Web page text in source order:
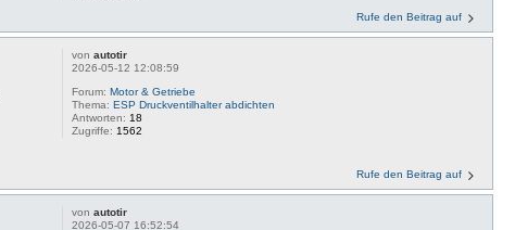
Rufe den Beitrag auf
vonautotir
2026-05-12 12:08:59
Forum:Motor & Getriebe
Thema:ESP Druckventilhalter abdichten
Antworten: 18
Zugriffe: 1562
Rufe den Beitrag auf
vonautotir
2026-05-07 16:52:54